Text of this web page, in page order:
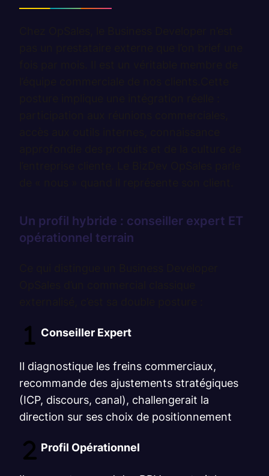
Un profil hybride : conseiller expert ET
opérationnel terrain
Conseiller Expert
Il diagnostique les freins commerciaux,
recommande des ajustements stratégiques
(ICP, discours, canal), challengerait la
direction sur ses choix de positionnement
Profil Opérationnel